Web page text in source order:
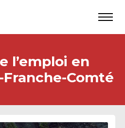
l’emploi en
Comté